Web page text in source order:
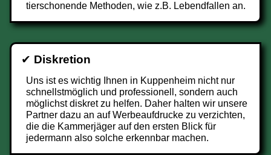
tierschonende Methoden, wie z.B. Lebendfallen an.
✔ Diskretion
Uns ist es wichtig Ihnen in Kuppenheim nicht nur
schnellstmöglich und professionell, sondern auch
möglichst diskret zu helfen. Daher halten wir unsere
Partner dazu an auf Werbeaufdrucke zu verzichten,
die die Kammerjäger auf den ersten Blick für
jedermann also solche erkennbar machen.